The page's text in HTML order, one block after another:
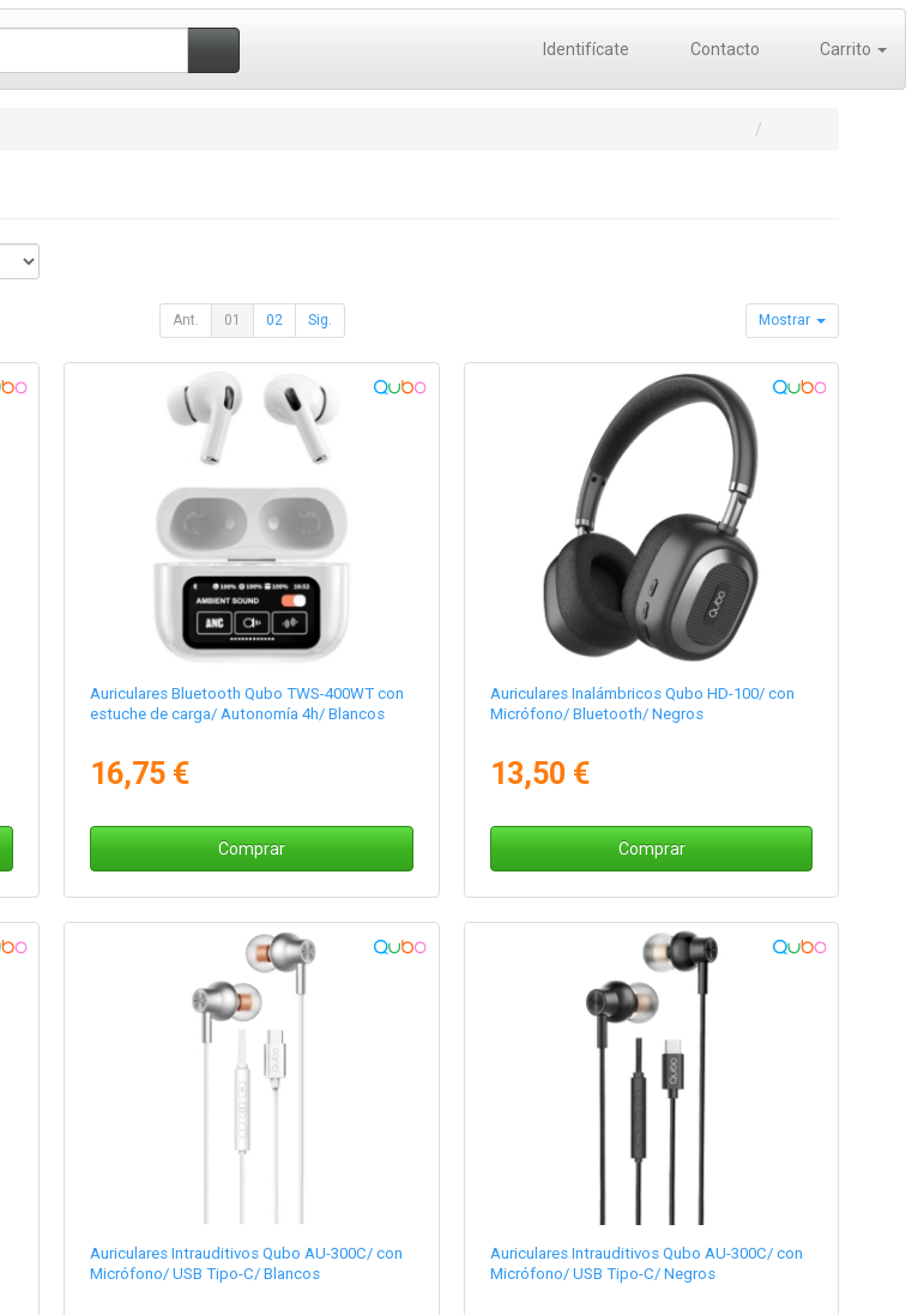
Identifícate Contacto Carrito
Ant. 01 02 Sig. Mostrar
Auriculares Bluetooth Qubo TWS-400WT con
estuche de carga/ Autonomía 4h/ Blancos
16,75 €
Comprar
Auriculares Inalámbricos Qubo HD-100/ con
Micrófono/ Bluetooth/ Negros
13,50 €
Comprar
Auriculares Intrauditivos Qubo AU-300C/ con
Micrófono/ USB Tipo-C/ Blancos
Auriculares Intrauditivos Qubo AU-300C/ con
Micrófono/ USB Tipo-C/ Negros